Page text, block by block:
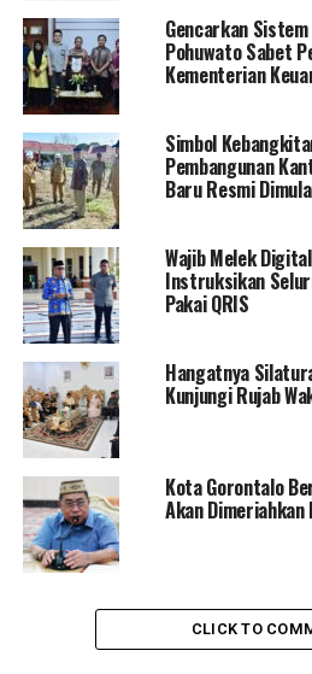
Dalam rapat disepakati bahwa
di Bundaran Burung Maleo
arah ruas jalan utama di kawasan
November 2025, mulai pukul
“Masing-masing OPD yang
melaksanakan tugas sesuai
kesuksesan kegiatan ini,” ujar
Ia menegaskan, dukungan semua
dibutuhkan agar pelaksanaan
terutama kehadiran ASN dan
serta pegawai kecamatan
“Kalau bukan kita yang memulai,
rapat ini kami mengajak seluruh
kecamatan, para kepala desa,
bersama-sama memeriahkan
Burung Maleo,” tutur Iwan Adam.
Lebih lanjut, ia menjelaskan
mendukung penuh pelaksanaan
Gencarkan
Pohuwato Sabet
Kementerian
Simbol
Pembangunan
Baru Resmi
Wajib Melek
Instruksikan
Pakai QRIS
Hangatnya
Kunjungi Rujab
Kota Gorontalo
Akan Dimeriahkan
CLICK TO